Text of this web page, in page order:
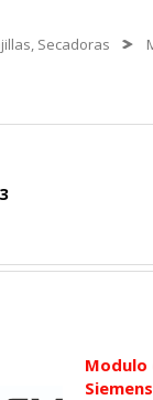
Secadoras
Modulo